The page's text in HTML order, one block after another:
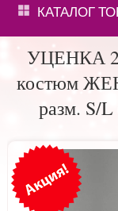
КАТАЛОГ
УЦЕНКА
костюм
разм.